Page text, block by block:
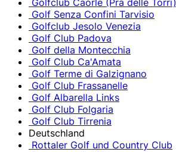
Golfclub Caorle (Pra delle Torri)
Golf Senza Confini Tarvisio
Golfclub Jesolo Venezia
Golf Club Padova
Golf della Montecchia
Golf Club Ca'Amata
Golf Terme di Galzignano
Golf Club Frassanelle
Golf Albarella Links
Golf Club Folgaria
Golf Club Tirrenia
Deutschland
Rottaler Golf und Country Club